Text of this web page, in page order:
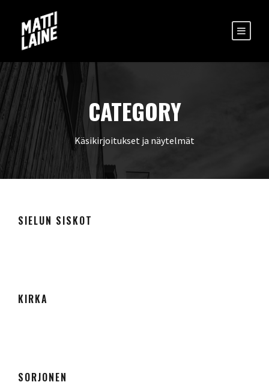
CATEGORY
Käsikirjoitukset ja näytelmät
SIELUN SISKOT
KIRKA
SORJONEN